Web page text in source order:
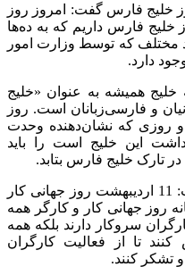
خلیج فارس گفت: امروز روز
خلیج فارس داریم که به ده‌ها
مختلف که توسط وزارت امور
دارد.
همیشه به عنوان «خلیج
و فارسی‌زبانان است. روز
روزی که نشان‌دهنده وحدت
این خلیج است را باید
تارک خلیج فارس بتابد.
جهانگیر در ادامه نشست خبری گفت: 11 اردیبهشت روز جهانی کار
روز جهانی کار و کارگر همه
سروکار دارند بلکه همه
تا از فعالیت کارگران
تشکر کنند.